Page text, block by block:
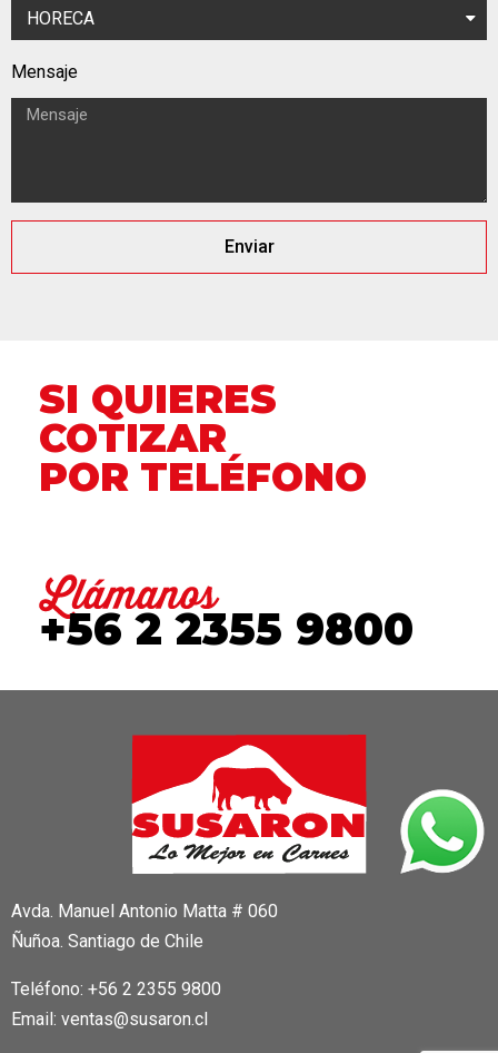
Mensaje
Enviar
SI QUIERES
COTIZAR
POR TELÉFONO
+56 2 2355 9800
Avda. Manuel Antonio Matta # 060
Ñuñoa. Santiago de Chile
Teléfono: +56 2 2355 9800
Email: ventas@susaron.cl